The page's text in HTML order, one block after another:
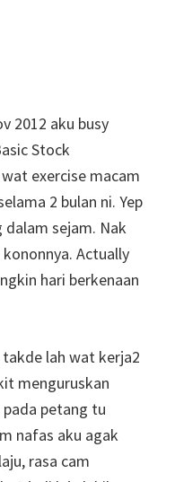
2012 aku busy
Stock
exercise macam
2 bulan ni. Yep
dalam sejam. Nak
Actually
hari berkenaan
lah wat kerja2
menguruskan
petang tu
nafas aku agak
rasa cam